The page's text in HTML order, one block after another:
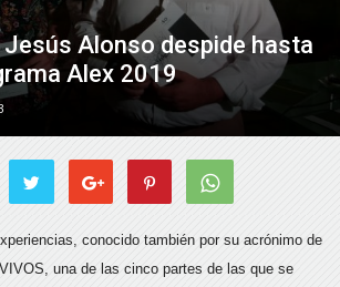
Jesús Alonso despide hasta
Alex 2019
conocido también por su acrónimo de
una de las cinco partes de las que se